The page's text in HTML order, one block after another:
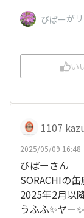
びばーが
い
1107
2025/05/09 16:48
びばーさん
SORACHIの
2025年2月以
うふふ✨ヤー